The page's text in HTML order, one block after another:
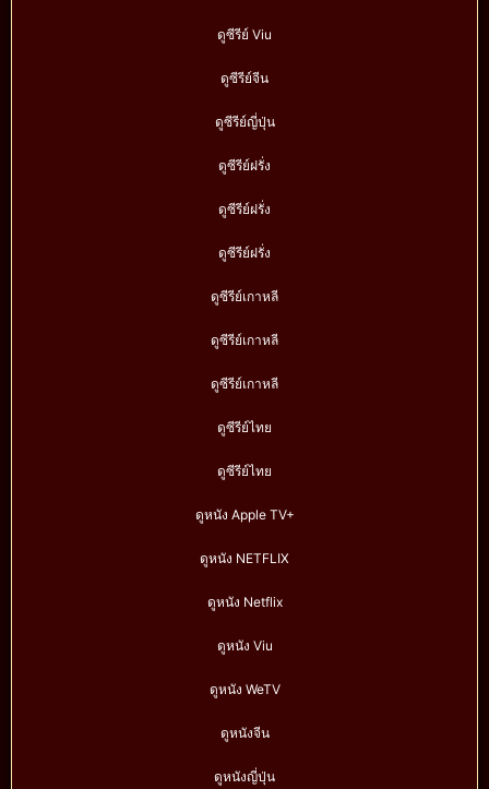
ดูซีรีย์ Viu
ดูซีรีย์จีน
ดูซีรีย์ญี่ปุ่น
ดูซีรีย์ฝรั่ง
ดูซีรีย์ฝรั่ง
ดูซีรีย์ฝรั่ง
ดูซีรีย์เกาหลี
ดูซีรีย์เกาหลี
ดูซีรีย์เกาหลี
ดูซีรีย์ไทย
ดูซีรีย์ไทย
ดูหนัง Apple TV+
ดูหนัง NETFLIX
ดูหนัง Netflix
ดูหนัง Viu
ดูหนัง WeTV
ดูหนังจีน
ดูหนังญี่ปุ่น